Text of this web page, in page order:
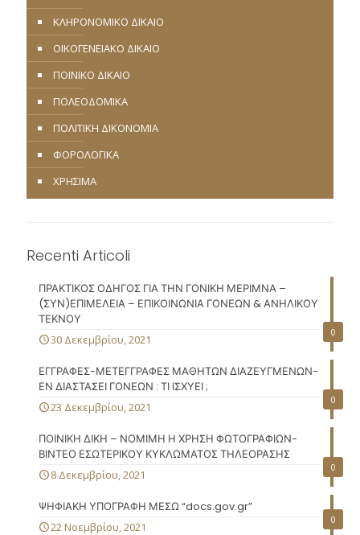
ΚΛΗΡΟΝΟΜΙΚΟ ΔΙΚΑΙΟ
ΟΙΚΟΓΕΝΕΙΑΚΟ ΔΙΚΑΙΟ
ΠΟΙΝΙΚΟ ΔΙΚΑΙΟ
ΠΟΛΕΟΔΟΜΙΚΑ
ΠΟΛΙΤΙΚΗ ΔΙΚΟΝΟΜΙΑ
ΦΟΡΟΛΟΓΙΚΑ
ΧΡΗΣΙΜΑ
Recenti Articoli
0
ΠΡΑΚΤΙΚΟΣ ΟΔΗΓΟΣ ΓΙΑ ΤΗΝ ΓΟΝΙΚΗ ΜΕΡΙΜΝΑ –
(ΣΥΝ)ΕΠΙΜΕΛΕΙΑ – ΕΠΙΚΟΙΝΩΝΙΑ ΓΟΝΕΩΝ & ΑΝΗΛΙΚΟΥ
ΤΕΚΝΟΥ
30 Δεκεμβρίου, 2021
0
ΕΓΓΡΑΦΕΣ-ΜΕΤΕΓΓΡΑΦΕΣ ΜΑΘΗΤΩΝ ΔΙΑΖΕΥΓΜΕΝΩΝ-
ΕΝ ΔΙΑΣΤΑΣΕΙ ΓΟΝΕΩΝ : ΤΙ ΙΣΧΥΕΙ ;
23 Δεκεμβρίου, 2021
0
ΠΟΙΝΙΚΗ ΔΙΚΗ – ΝΟΜΙΜΗ Η ΧΡΗΣΗ ΦΩΤΟΓΡΑΦΙΩΝ-
ΒΙΝΤΕΟ ΕΣΩΤΕΡΙΚΟΥ ΚΥΚΛΩΜΑΤΟΣ ΤΗΛΕΟΡΑΣΗΣ
8 Δεκεμβρίου, 2021
0
ΨΗΦΙΑΚΗ ΥΠΟΓΡΑΦΗ ΜΕΣΩ “docs.gov.gr”
22 Νοεμβρίου, 2021